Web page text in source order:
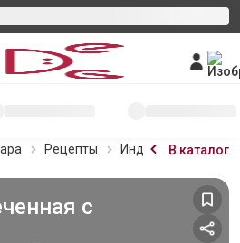
Рецепты ИндейкаВ каталог
с